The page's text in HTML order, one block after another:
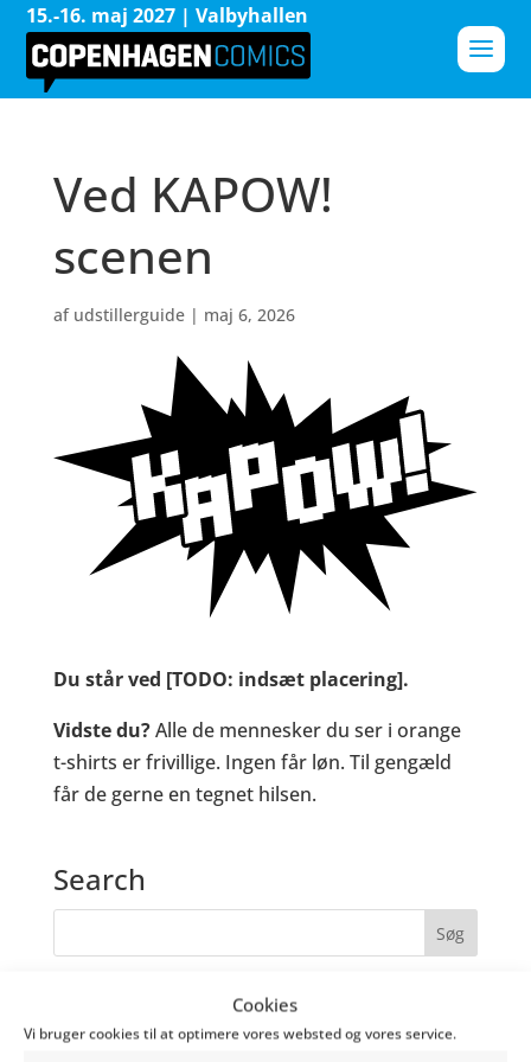
Cookies
Vi bruger cookies til at optimere vores websted og vores service.
15.-16. maj 2027 | Valbyhallen
Ved KAPOW!
scenen
af udstillerguide| maj 6, 2026
Du står ved [TODO: indsæt placering].
Vidste du?Alle de mennesker du ser i orange
t-shirts er frivillige. Ingen får løn. Til gengæld
får de gerne en tegnet hilsen.
Search